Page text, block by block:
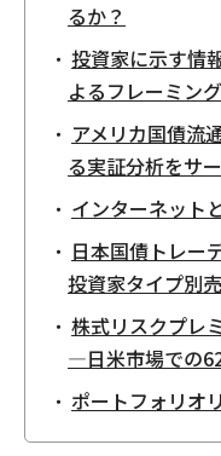
るか？
投資家に示す情
よるフレーミン
アメリカ国債流
る実証分析をサ
インターネット
日本国債トレー
投資家タイプ別
株式リスクプレ
—日米市場での
ポートフォリオ